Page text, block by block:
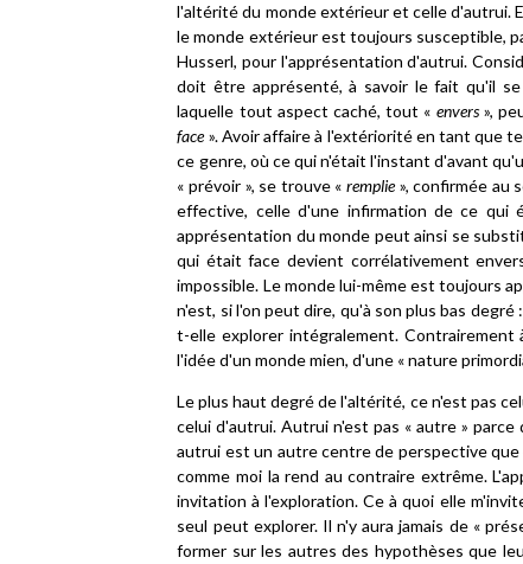
l'altérité du monde extérieur et celle d'autrui.
le monde extérieur est toujours susceptible,
Husserl, pour l'apprésentation d'autrui.
doit être apprésenté, à savoir le fait qu'il
laquelle tout aspect caché, tout « envers»,
face». Avoir affaire à l'extériorité en tant que
ce genre, où ce qui n'était l'instant d'avant
« prévoir », se trouve « remplie», confirmée au
effective, celle d'une infirmation de ce qui
apprésentation du monde peut ainsi se
qui était face devient corrélativement
impossible. Le monde lui-même est toujours
n'est, si l'on peut dire, qu'à son plus bas
t-elle explorer intégralement. Contrairement
l'idée d'un monde mien, d'une «nature
Le plus haut degré de l'altérité, ce n'est pas
celui d'autrui. Autrui n'est pas « autre »
autrui est un autre centre de perspective que
comme moi la rend au contraire extrême.
invitation à l'exploration. Ce à quoi elle
seul peut explorer. Il n'y aura jamais de «
former sur les autres des hypothèses que